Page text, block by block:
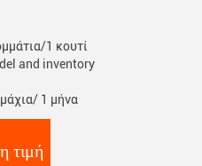
1 κουτί
and inventory
1 μήνα
τιμή